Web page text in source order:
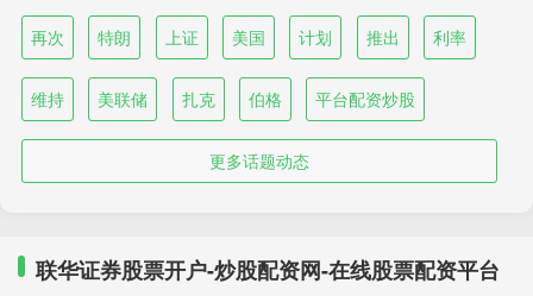
再次 特朗 上证 美国 计划 推出 利率
维持 美联储 扎克 伯格 平台配资炒股
更多话题动态
联华证券股票开户-炒股配资网-在线股票配资平台